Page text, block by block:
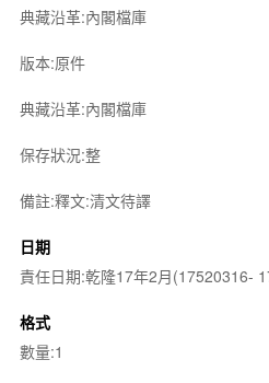
典藏沿革:內閣檔庫
版本:原件
典藏沿革:內閣檔庫
保存狀況:整
備註:釋文:清文待譯
日期
責任日期:乾隆17年2月(17520316-
格式
數量:1